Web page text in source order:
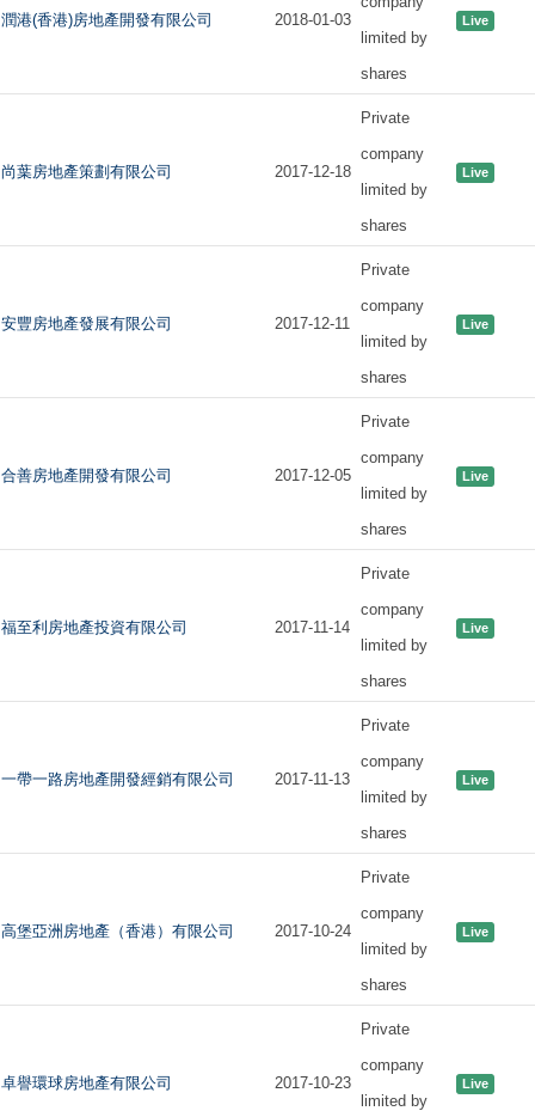
潤港(香港)房地產開發有限公司 2018-01-03
limited by
shares
Live
尚葉房地產策劃有限公司 2017-12-18
Private
company
limited by
shares
Live
安豐房地產發展有限公司 2017-12-11
Private
company
limited by
shares
Live
合善房地產開發有限公司 2017-12-05
Private
company
limited by
shares
Live
福至利房地產投資有限公司 2017-11-14
Private
company
limited by
shares
Live
一帶一路房地產開發經銷有限公司 2017-11-13
Private
company
limited by
shares
Live
高堡亞洲房地產（香港）有限公司 2017-10-24
Private
company
limited by
shares
Live
卓譽環球房地產有限公司 2017-10-23
Private
company
limited by
Live